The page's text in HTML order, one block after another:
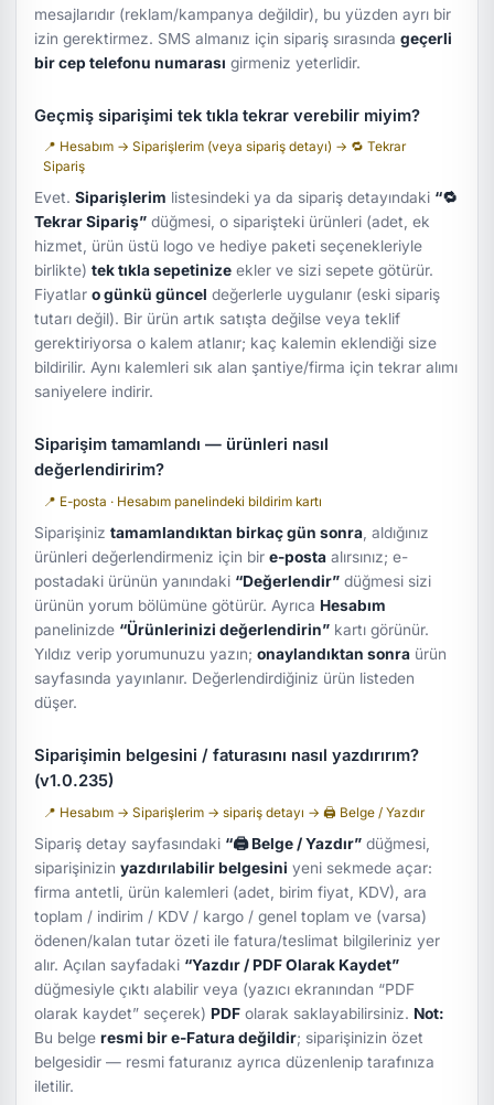
mesajlarıdır (reklam/kampanya değildir), bu yüzden ayrı bir
izin gerektirmez. SMS almanız için sipariş sırasındageçerli
bir cep telefonu numarası girmeniz yeterlidir.
Geçmiş siparişimi tek tıkla tekrar verebilir miyim?
📍 Hesabım → Siparişlerim (veya sipariş detayı) → 🔁 Tekrar
Sipariş
Evet.Siparişlerim listesindeki ya da sipariş detayındaki “🔁
Tekrar Sipariş” düğmesi, o siparişteki ürünleri (adet, ek
hizmet, ürün üstü logo ve hediye paketi seçenekleriyle
birlikte)tek tıkla sepetinize ekler ve sizi sepete götürür.
Fiyatlaro günkü güncel değerlerle uygulanır (eski sipariş
tutarı değil). Bir ürün artık satışta değilse veya teklif
gerektiriyorsa o kalem atlanır; kaç kalemin eklendiği size
bildirilir. Aynı kalemleri sık alan şantiye/firma için tekrar alımı
saniyelere indirir.
Siparişim tamamlandı — ürünleri nasıl
değerlendiririm?
📍 E-posta · Hesabım panelindeki bildirim kartı
Siparişiniztamamlandıktan birkaç gün sonra , aldığınız
ürünleri değerlendirmeniz için bire-posta alırsınız; e-
postadaki ürünün yanındaki “Değerlendir” düğmesi sizi
ürünün yorum bölümüne götürür. Ayrıca Hesabım
panelinizde “Ürünlerinizi değerlendirin” kartı görünür.
Yıldız verip yorumunuzu yazın;onaylandıktan sonra ürün
sayfasında yayınlanır. Değerlendirdiğiniz ürün listeden
düşer.
Siparişimin belgesini / faturasını nasıl yazdırırım?
(v1.0.235)
📍 Hesabım → Siparişlerim → sipariş detayı → 🖨 Belge / Yazdır
Sipariş detay sayfasındaki “🖨 Belge / Yazdır” düğmesi,
siparişinizinyazdırılabilir belgesini yeni sekmede açar:
firma antetli, ürün kalemleri (adet, birim fiyat, KDV), ara
toplam / indirim / KDV / kargo / genel toplam ve (varsa)
ödenen/kalan tutar özeti ile fatura/teslimat bilgileriniz yer
alır. Açılan sayfadaki “Yazdır / PDF Olarak Kaydet”
düğmesiyle çıktı alabilir veya (yazıcı ekranından “PDF
olarak kaydet” seçerek) PDF olarak saklayabilirsiniz. Not:
Bu belgeresmi bir e-Fatura değildir; siparişinizin özet
belgesidir — resmi faturanız ayrıca düzenlenip tarafınıza
iletilir.